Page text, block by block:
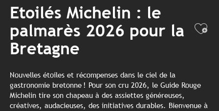
Etoilés Michelin : le
palmarès 2026 pour la
Bretagne
Nouvelles étoiles et récompenses dans le ciel de la
gastronomie bretonne ! Pour son cru 2026, le Guide Rouge
Michelin tire son chapeau à des assiettes généreuses,
créatives, audacieuses, des initiatives durables. Bienvenue à